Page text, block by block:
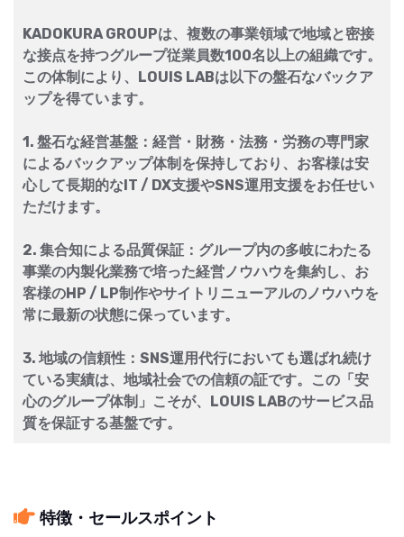
KADOKURA GROUPは、複数の事業領域で地域と密接
な接点を持つグループ従業員数100名以上の組織です。
この体制により、LOUIS LABは以下の盤石なバックア
ップを得ています。
1. 盤石な経営基盤：経営・財務・法務・労務の専門家
によるバックアップ体制を保持しており、お客様は安
心して長期的なIT / DX支援やSNS運用支援をお任せい
ただけます。
2. 集合知による品質保証：グループ内の多岐にわたる
事業の内製化業務で培った経営ノウハウを集約し、お
客様のHP / LP制作やサイトリニューアルのノウハウを
常に最新の状態に保っています。
3. 地域の信頼性：SNS運用代行においても選ばれ続け
ている実績は、地域社会での信頼の証です。この「安
心のグループ体制」こそが、LOUIS LABのサービス品
質を保証する基盤です。
特徴・セールスポイント